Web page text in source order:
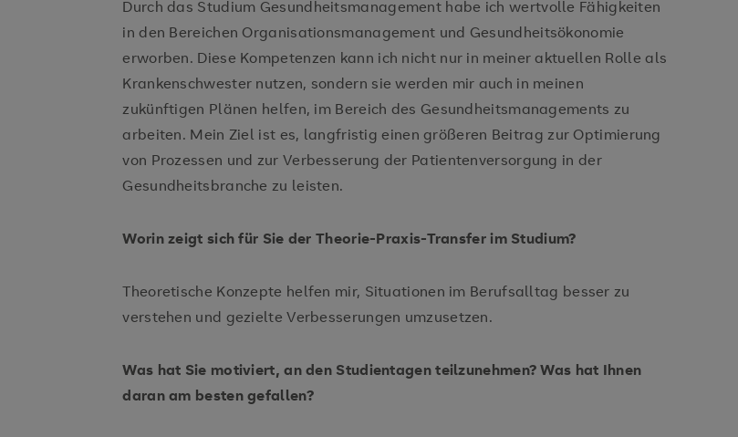
Durch das Studium Gesundheitsmanagement habe ich wertvolle Fähigkeiten
in den Bereichen Organisationsmanagement und Gesundheitsökonomie
erworben. Diese Kompetenzen kann ich nicht nur in meiner aktuellen Rolle als
Krankenschwester nutzen, sondern sie werden mir auch in meinen
zukünftigen Plänen helfen, im Bereich des Gesundheitsmanagements zu
arbeiten. Mein Ziel ist es, langfristig einen größeren Beitrag zur Optimierung
von Prozessen und zur Verbesserung der Patientenversorgung in der
Gesundheitsbranche zu leisten.
Worin zeigt sich für Sie der Theorie-Praxis-Transfer im Studium?
Theoretische Konzepte helfen mir, Situationen im Berufsalltag besser zu
verstehen und gezielte Verbesserungen umzusetzen.
Was hat Sie motiviert, an den Studientagen teilzunehmen? Was hat Ihnen
daran am besten gefallen?